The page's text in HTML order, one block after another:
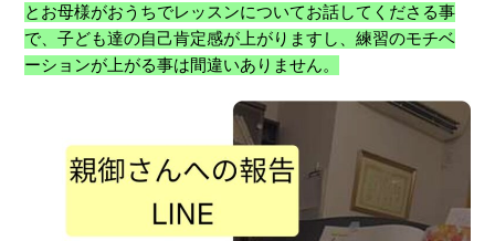
とお母様がおうちでレッスンについてお話してくださる事
で、子ども達の自己肯定感が上がりますし、練習のモチベ
ーションが上がる事は間違いありません。